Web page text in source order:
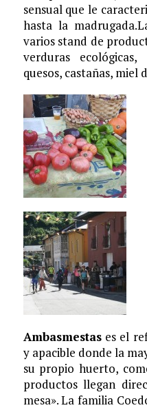
sensual que le
hasta la
varios stand de
verduras
quesos, castañas, miel
Ambasmestases el
y apacible donde la
su propio huerto,
productos llegan
mesa». La familia